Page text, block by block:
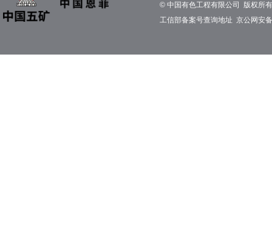
© 中国有色工程有限公司 版权所
工信部备案号查询地址 京公网安